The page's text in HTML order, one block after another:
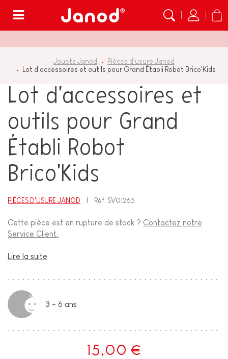
Jouets Janod
Pièces d'usure Janod
Lot d'accessoires et outils pour Grand Établi Robot Brico'Kids
Lot d'accessoires et
outils pour Grand
Établi Robot
Brico'Kids
PIÈCES D'USURE JANOD Réf. SV01265
Cette pièce est en rupture de stock ? Contactez notre
Service Client.
Lire la suite
3 - 6 ans
15,00 €